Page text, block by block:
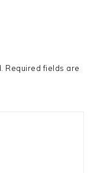
Required fields are